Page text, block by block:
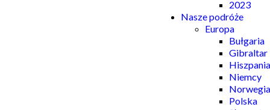
2023
Nasze podróże
Europa
Bułgaria
Gibraltar
Hiszpania
Niemcy
Norwegia
Polska